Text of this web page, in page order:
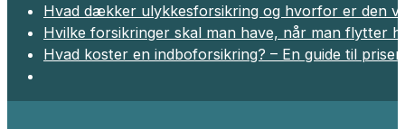
Hvad dækker ulykkesforsikring og hvorfor er den
Hvilke forsikringer skal man have, når man flytter
Hvad koster en indboforsikring? – En guide til